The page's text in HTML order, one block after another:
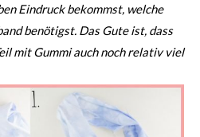
Eindruck bekommst, welche
benötigst. Das Gute ist, dass
mit Gummi auch noch relativ viel